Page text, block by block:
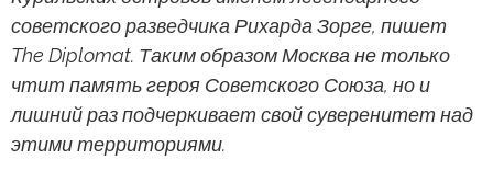
советского разведчика Рихарда Зорге, пишет
The Diplomat. Таким образом Москва не только
чтит память героя Советского Союза, но и
лишний раз подчеркивает свой суверенитет над
этими территориями.